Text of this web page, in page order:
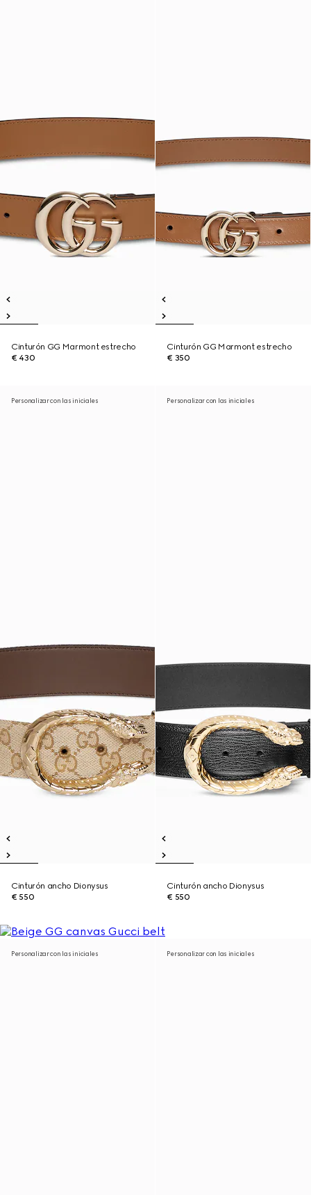
Cinturón GG Marmont estrecho
€ 430
Cinturón GG Marmont estrecho
€ 350
Personalizar con las iniciales
Cinturón ancho Dionysus
€ 550
Personalizar con las iniciales
Cinturón ancho Dionysus
€ 550
Personalizar con las iniciales Personalizar con las iniciales